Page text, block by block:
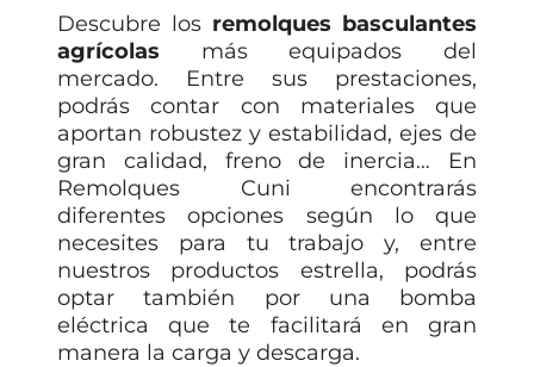
Descubre los remolques basculantes
agrícolas más equipados del
mercado. Entre sus prestaciones,
podrás contar con materiales que
aportan robustez y estabilidad, ejes de
gran calidad, freno de inercia… En
Remolques Cuni encontrarás
diferentes opciones según lo que
necesites para tu trabajo y, entre
nuestros productos estrella, podrás
optar también por una bomba
eléctrica que te facilitará en gran
manera la carga y descarga.